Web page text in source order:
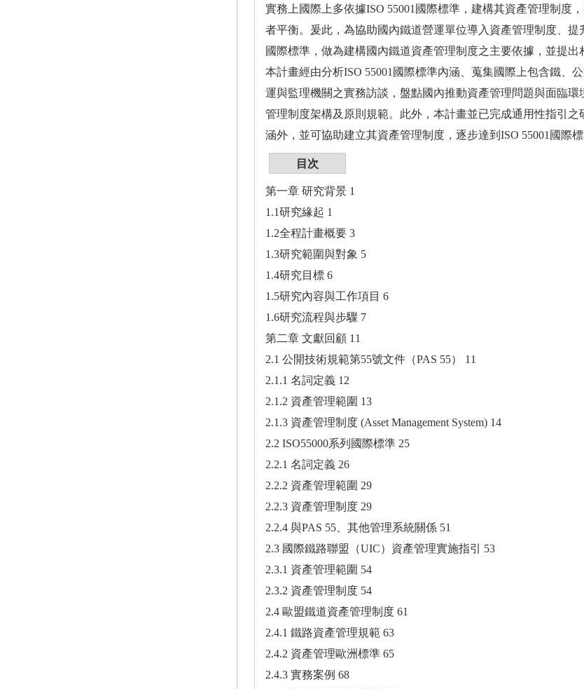
實務上國際上多依據ISO 55001國際標準，建構其資產管理制度
者平衡。爰此，為協助國內鐵道營運單位導入資產管理制度、
國際標準，做為建構國內鐵道資產管理制度之主要依據，並提出
本計畫經由分析ISO 55001國際標準內涵、蒐集國際上包含鐵、
運與監理機關之實務訪談，盤點國內推動資產管理問題與面臨
管理制度架構及原則規範。此外，本計畫並已完成通用性指引
涵外，並可協助建立其資產管理制度，逐步達到ISO 55001國際標
目次
第一章 研究背景 1
1.1研究緣起 1
1.2全程計畫概要 3
1.3研究範圍與對象 5
1.4研究目標 6
1.5研究內容與工作項目 6
1.6研究流程與步驟 7
第二章 文獻回顧 11
2.1 公開技術規範第55號文件（PAS 55） 11
2.1.1 名詞定義 12
2.1.2 資產管理範圍 13
2.1.3 資產管理制度 (Asset Management System) 14
2.2 ISO55000系列國際標準 25
2.2.1 名詞定義 26
2.2.2 資產管理範圍 29
2.2.3 資產管理制度 29
2.2.4 與PAS 55、其他管理系統關係 51
2.3 國際鐵路聯盟（UIC）資產管理實施指引 53
2.3.1 資產管理範圍 54
2.3.2 資產管理制度 54
2.4 歐盟鐵道資產管理制度 61
2.4.1 鐵路資產管理規範 63
2.4.2 資產管理歐洲標準 65
2.4.3 實務案例 68